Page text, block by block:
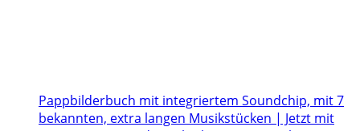
Pappbilderbuch mit integriertem Soundchip, mit 7
bekannten, extra langen Musikstücken | Jetzt mit